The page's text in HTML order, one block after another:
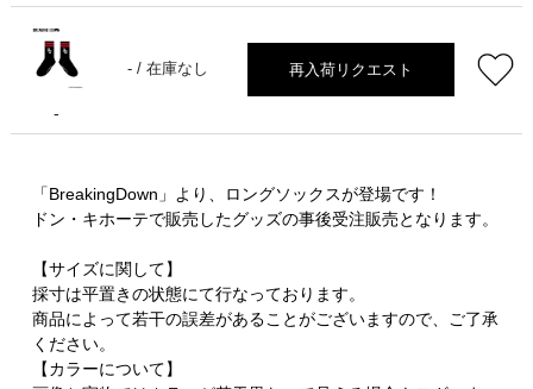
-
- /在庫なし 再入荷リクエスト
「BreakingDown」より、ロングソックスが登場です！
ドン・キホーテで販売したグッズの事後受注販売となります。
【サイズに関して】
採寸は平置きの状態にて行なっております。
商品によって若干の誤差があることがございますので、ご了承
ください。
【カラーについて】